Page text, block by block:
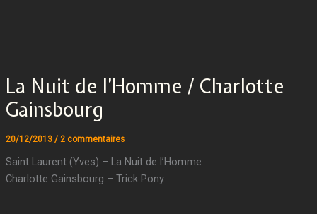
La Nuit de l’Homme / Charlotte
Gainsbourg
20/12/2013 / 2 commentaires
Saint Laurent (Yves) – La Nuit de l’Homme
Charlotte Gainsbourg – Trick Pony